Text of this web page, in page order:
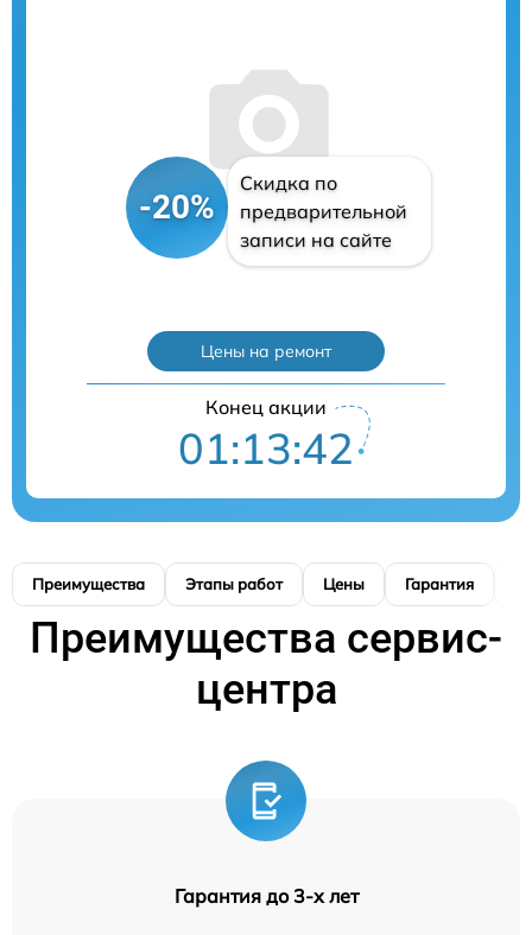
-20%
Скидка по
предварительной
записи на сайте
Цены на ремонт
Конец акции
01:13:41
Преимущества Этапы работ Цены Гарантия
Преимущества сервис-
центра
Гарантия до 3-х лет